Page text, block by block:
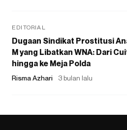
EDITORIAL
Dugaan Sindikat Prostitusi
M yang Libatkan WNA: Dari
hingga ke Meja Polda
Risma Azhari 3 bulan lalu